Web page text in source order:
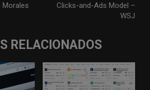
Morales
Clicks-and-Ads Model –
WSJ
RELACIONADOS